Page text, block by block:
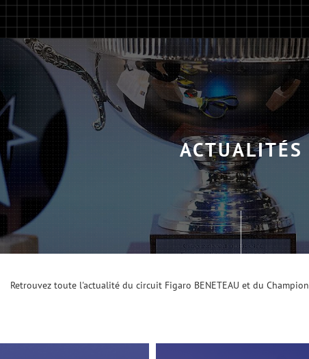
ACTUALITÉS
Retrouvez toute l'actualité du circuit Figaro BENETEAU et du